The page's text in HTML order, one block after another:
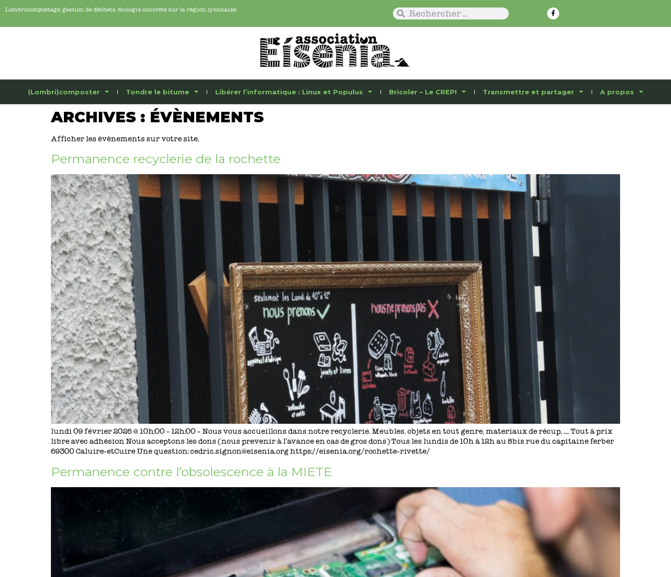
Lombricompostage, gestion de déchets, écologie concrête sur la région lyonnaise
(Lombri)composter Tondre le bitume Libérer l’informatique : Linux et Populus Bricoler – Le CREPI Transmettre et partager A propos
ARCHIVES : ÉVÈNEMENTS
Afficher les évènements sur votre site.
Permanence recyclerie de la rochette
lundi 09 février 2026 @ 10h:00 – 12h:00 – Nous vous accueillons dans notre recyclerie. Meubles, objets en tout genre, materiaux de récup, …. Tout à prix
libre avec adhésion Nous acceptons les dons (nous prevenir à l’avance en cas de gros dons) Tous les lundis de 10h à 12h au 8bis rue du capitaine ferber
69300 Caluire-etCuire Une question: cedric.signon@eisenia.org https://eisenia.org/rochette-rivette/
Permanence contre l’obsolescence à la MIETE